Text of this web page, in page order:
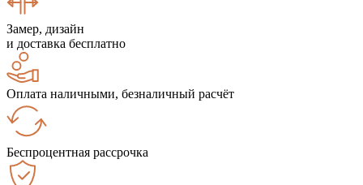
Замер, дизайн
и доставка бесплатно
Оплата наличными, безналичный расчёт
Беспроцентная рассрочка